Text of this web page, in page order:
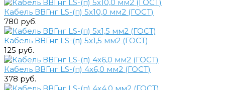
Кабель ВВГнг LS-(п) 5х10,0 мм2 (ГОСТ)
780 руб.
Кабель ВВГнг LS-(п) 5х1,5 мм2 (ГОСТ)
125 руб.
Кабель ВВГнг LS-(п) 4х6,0 мм2 (ГОСТ)
378 руб.